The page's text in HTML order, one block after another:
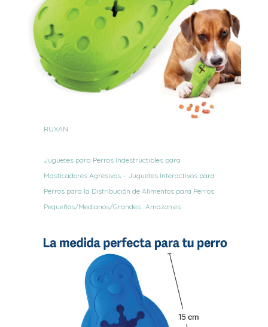
RUXAN
Juguetes para Perros Indestructibles para
Masticadores Agresivos – Juguetes Interactivos para
Perros para la Distribución de Alimentos para Perros
Pequeños/Medianos/Grandes : Amazon.es